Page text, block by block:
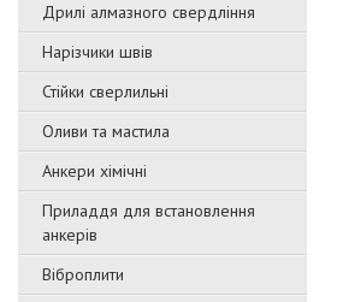
Дрилі алмазного свердління
Нарізчики швів
Стійки сверлильні
Оливи та мастила
Анкери хімічні
Приладдя для встановлення
анкерів
Віброплити